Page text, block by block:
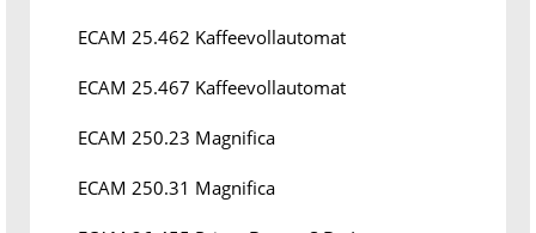
ECAM 25.462 Kaffeevollautomat
ECAM 25.467 Kaffeevollautomat
ECAM 250.23 Magnifica
ECAM 250.31 Magnifica